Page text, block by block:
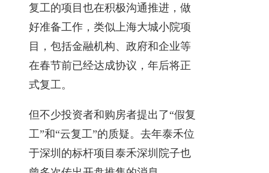
复工的项目也在积极沟通推进，做
好准备工作，类似上海大城小院项
目，包括金融机构、政府和企业等
在春节前已经达成协议，年后将正
式复工。
但不少投资者和购房者提出了“假复
工”和“云复工”的质疑。去年泰禾位
于深圳的标杆项目泰禾深圳院子也